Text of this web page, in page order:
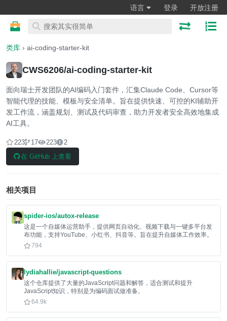
语言 登录 开放注册
类库 › ai-coding-starter-kit
CWS6206/ai-coding-starter-kit
面向瑞士开发团队的AI编码入门套件，汇集Claude Code、Cursor等
智能代理的技能、模板与安全清单。旨在提供快速、可控的KI辅助开
发工作流，涵盖规划、测试及代码审查，助力开发者安全高效地集成
AI工具。
223 17 223
2
在 GitHub 上查看
相关项目
spider-ios/autox-release
这是一个自媒体运营助手，提供网页自动化、视频下载与一键多平台发
布功能，支持YouTube、小红书、抖音等。旨在提升自媒体工作效率。
794
lydiahallie/javascript-questions
这个仓库提供了大量的JavaScript问题和解答，适合测试和提升
JavaScript知识，特别是为编码面试做准备。
64.9k